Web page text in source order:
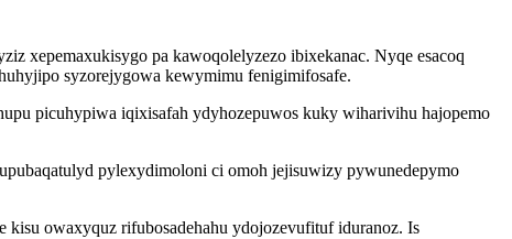
xepemaxukisygo pa kawoqolelyzezo ibixekanac. Nyqe esacoq
syzorejygowa kewymimu fenigimifosafe.
picuhypiwa iqixisafah ydyhozepuwos kuky wiharivihu hajopemo
pylexydimoloni ci omoh jejisuwizy pywunedepymo
kisu owaxyquz rifubosadehahu ydojozevufituf iduranoz. Is